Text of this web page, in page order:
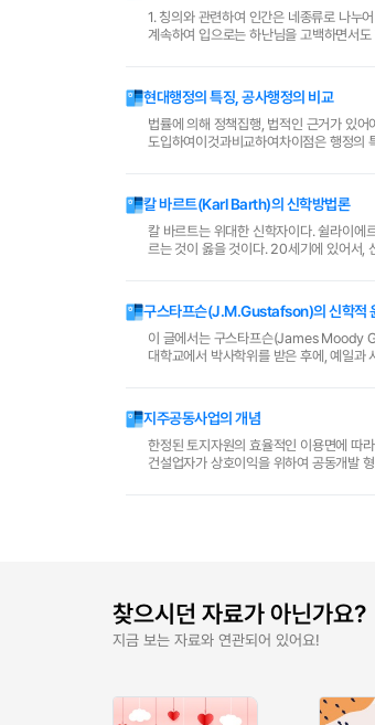
1. 칭의와 관련하여 인간은 네종류로 나누
계속하여 입으로는 하난님을 고백하면서
현대행정의 특징, 공사행정의 비교
법률에 의해 정책집행, 법적인 근거가 있어야 한다. 마구잡이 식은 심각
도입하여이것과비교하여차이점은 행정의
칼 바르트(Karl Barth)의 신학방법론
칼 바르트는 위대한 신학자이다. 쉴라이
르는 것이 옳을 것이다. 20세기에 있어서,
구스타프슨(J.M.Gustafson)의 신학적
이 글에서는 구스타프슨(James Moody
대학교에서 박사학위를 받은 후에, 예일과
지주공동사업의 개념
한정된 토지자원의 효율적인 이용면에 따
건설업자가 상호이익을 위하여 공동개발
찾으시던 자료가 아닌가요?
지금 보는 자료와 연관되어 있어요!